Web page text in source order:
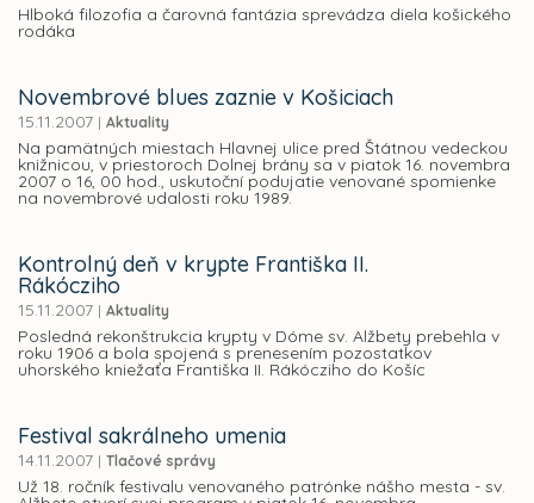
Hlboká filozofia a čarovná fantázia sprevádza diela košického
rodáka
Novembrové blues zaznie v Košiciach
15.11.2007 | Aktuality
Na pamätných miestach Hlavnej ulice pred Štátnou vedeckou
knižnicou, v priestoroch Dolnej brány sa v piatok 16. novembra
2007 o 16, 00 hod., uskutoční podujatie venované spomienke
na novembrové udalosti roku 1989.
Kontrolný deň v krypte Františka II.
Rákócziho
15.11.2007 | Aktuality
Posledná rekonštrukcia krypty v Dóme sv. Alžbety prebehla v
roku 1906 a bola spojená s prenesením pozostatkov
uhorského kniežaťa Františka II. Rákócziho do Košíc
Festival sakrálneho umenia
14.11.2007 | Tlačové správy
Už 18. ročník festivalu venovaného patrónke nášho mesta - sv.